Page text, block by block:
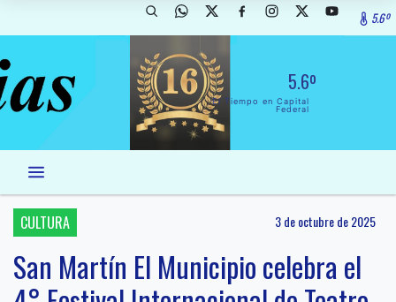
5.6º
5.6º
El Tiempo en Capital
Federal
CULTURA 3 de octubre de 2025
San Martín El Municipio celebra el